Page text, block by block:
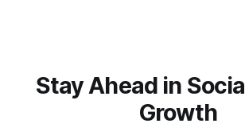
Stay Ahead in
Growth